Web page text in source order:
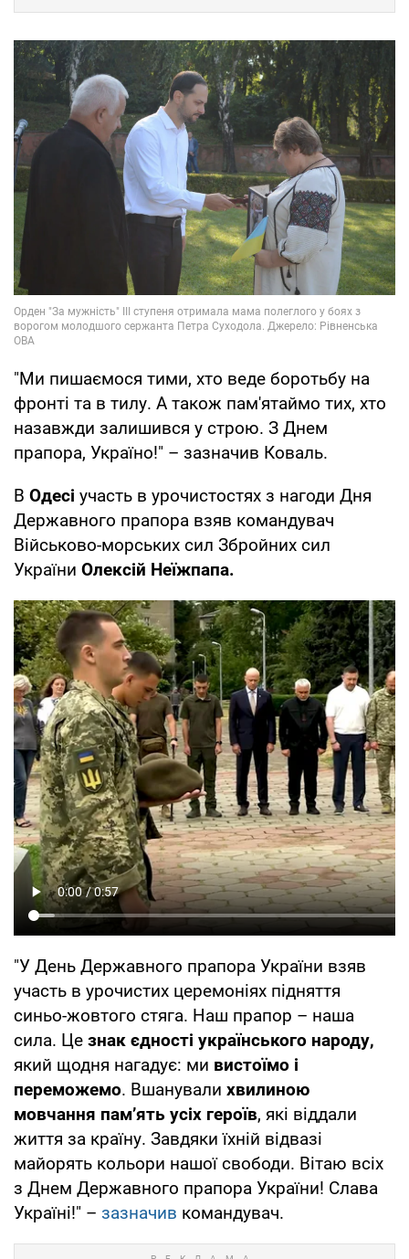
"Ми пишаємося тими, хто веде боротьбу на
фронті та в тилу. А також пам'ятаймо тих, хто
назавжди залишився у строю. З Днем
прапора, Україно!" – зазначив Коваль.
В Одесі участь в урочистостях з нагоди Дня
Державного прапора взяв командувач
Військово-морських сил Збройних сил
України Олексій Неїжпапа.
"У День Державного прапора України взяв
участь в урочистих церемоніях підняття
синьо-жовтого стяга. Наш прапор – наша
сила. Це знак єдності українського народу,
який щодня нагадує: ми вистоїмо і
переможемо. Вшанували хвилиною
мовчання пам’ять усіх героїв, які віддали
життя за країну. Завдяки їхній відвазі
майорять кольори нашої свободи. Вітаю всіх
з Днем Державного прапора України! Слава
Україні!" – зазначив командувач.